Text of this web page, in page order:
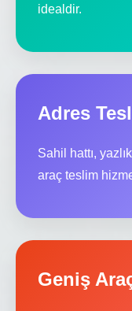
idealdir.
Adres
Sahil hattı,
araç teslim
Geniş